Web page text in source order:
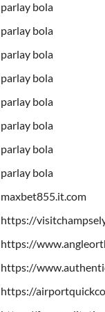
parlay bola
parlay bola
parlay bola
parlay bola
parlay bola
parlay bola
parlay bola
parlay bola
maxbet855.it.com
https://
https://
https://
https://